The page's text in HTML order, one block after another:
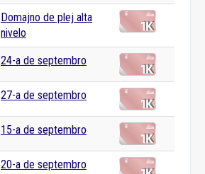
Domajno de plej alta
nivelo
24-a de septembro
27-a de septembro
15-a de septembro
20-a de septembro